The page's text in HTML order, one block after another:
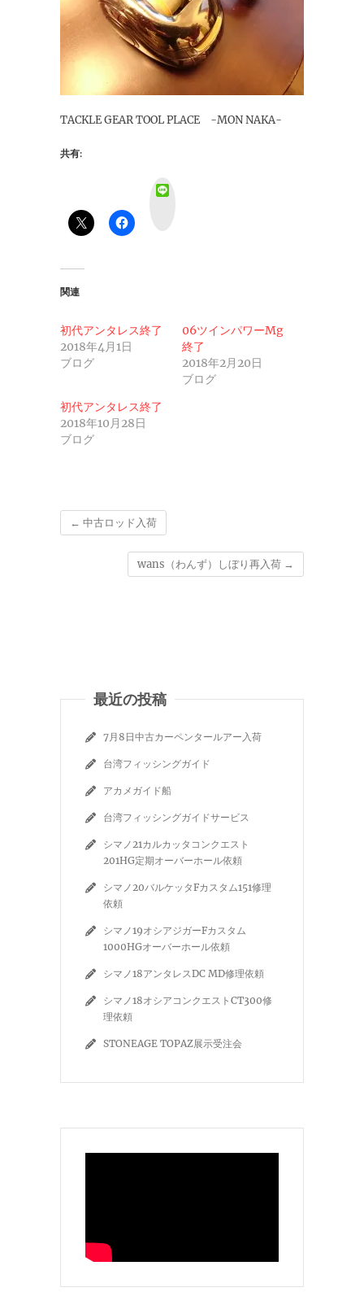
TACKLE GEAR TOOL PLACE -MON NAKA-
共有:
関連
初代アンタレス終了
2018年4月1日
ブログ
06ツインパワーMg
終了
2018年2月20日
ブログ
初代アンタレス終了
2018年10月28日
ブログ
← 中古ロッド入荷
wans（わんず）しぼり再入荷 →
最近の投稿
7月8日中古カーペンタールアー入荷
台湾フィッシングガイド
アカメガイド船
台湾フィッシングガイドサービス
シマノ21カルカッタコンクエスト
201HG定期オーバーホール依頼
シマノ20バルケッタFカスタム151修理
依頼
シマノ19オシアジガーFカスタム
1000HGオーバーホール依頼
シマノ18アンタレスDC MD修理依頼
シマノ18オシアコンクエストCT300修
理依頼
STONEAGE TOPAZ展示受注会